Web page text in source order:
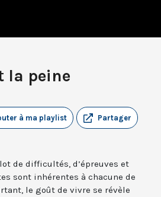
la peine
Partager
à ma playlist
de difficultés, d’épreuves et
sont inhérentes à chacune de
le goût de vivre se révèle